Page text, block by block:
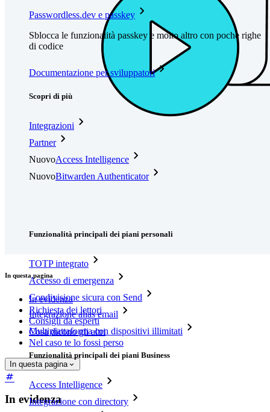
Passwordless.dev e passkey
Sblocca le funzionalità passkey e molto altro con poche righe
di codice
Documentazione per sviluppatori
Scopri di più
Integrazioni
Partner
NuovoAccess Intelligence
NuovoBitwarden Authenticator
Funzionalità principali dei piani personali
TOTP integrato
Accesso di emergenza
Condivisione sicura con Send
Integrazione alias email
Multipiattaforma con dispositivi illimitati
Funzionalità principali dei piani Business
Access Intelligence
Integrazione con directory
In questa pagina
In evidenza
Richiesta dei lettori
Consigli da esperti
Cosa dicono gli altri
Nel caso te lo fossi perso
In questa pagina
In evidenza